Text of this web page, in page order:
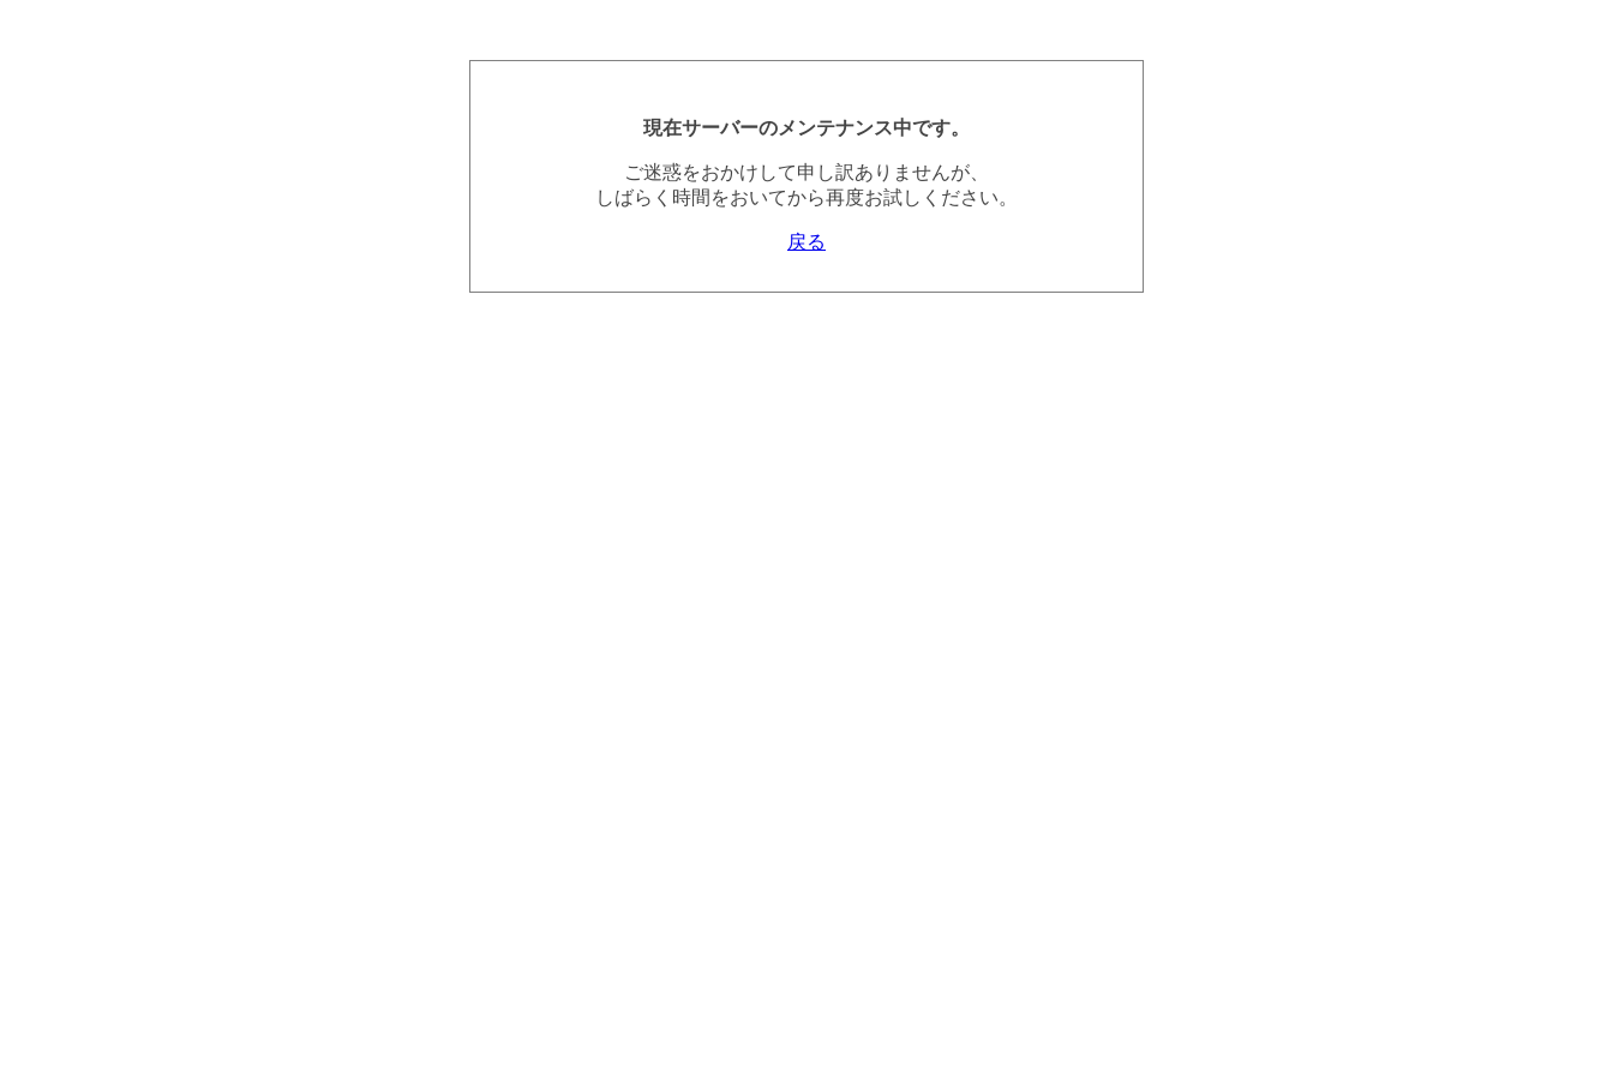
現在サーバーのメンテナンス中です。
ご迷惑をおかけして申し訳ありませんが、
しばらく時間をおいてから再度お試しください。
戻る